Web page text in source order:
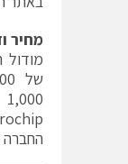
מחיר
החברה